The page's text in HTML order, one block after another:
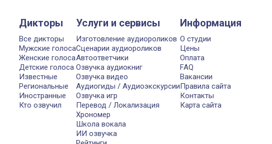
Дикторы
Все дикторы
Мужские голоса
Женские голоса
Детские голоса
Известные
Региональные
Иностранные
Кто озвучил
Услуги и сервисы
Изготовление аудиороликов
Сценарии аудиороликов
Автоответчики
Озвучка аудиокниг
Озвучка видео
Аудиогиды / Аудиоэкскурсии
Озвучка игр
Перевод / Локализация
Хрономер
Школа вокала
ИИ озвучка
Информация
О студии
Цены
Оплата
FAQ
Вакансии
Правила сайта
Контакты
Карта сайта